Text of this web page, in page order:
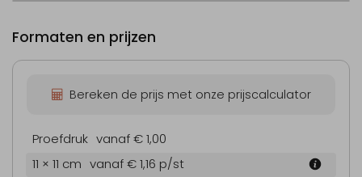
Formaten en prijzen
Bereken de prijs met onze prijscalculator
Proefdruk vanaf € 1,00
11 × 11 cm vanaf € 1,16 p/st